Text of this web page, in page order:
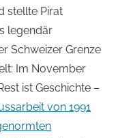
stellte Pirat
legendär
Schweizer Grenze
Im November
ist Geschichte –
von 1991